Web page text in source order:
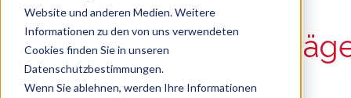
Website und anderen Medien. Weitere
Informationen zu den von uns verwendeten
Cookies finden Sie in unseren
Datenschutzbestimmungen.
Wenn Sie ablehnen, werden Ihre Informationen
und
- Für Einkäufer